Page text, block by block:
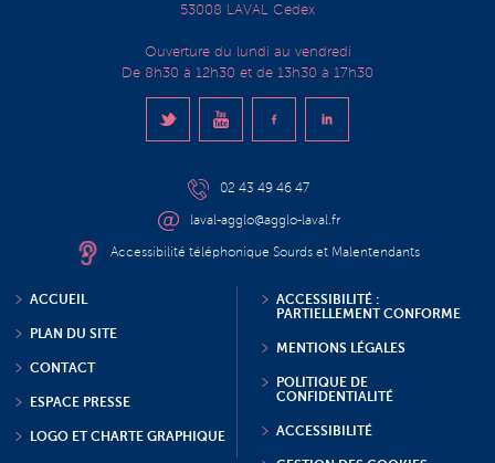
53008 LAVAL Cedex
Ouverture du lundi au vendredi
De 8h30 à 12h30 et de 13h30 à 17h30
02 43 49 46 47
laval-agglo@agglo-laval.fr
Accessibilité téléphonique Sourds et Malentendants
ACCUEIL
PLAN DU SITE
CONTACT
ESPACE PRESSE
LOGO ET CHARTE GRAPHIQUE
ACCESSIBILITÉ :
PARTIELLEMENT CONFORME
MENTIONS LÉGALES
POLITIQUE DE
CONFIDENTIALITÉ
ACCESSIBILITÉ